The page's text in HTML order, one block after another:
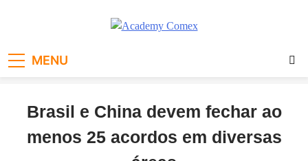
MENU
Brasil e China devem fechar ao
menos 25 acordos em diversas